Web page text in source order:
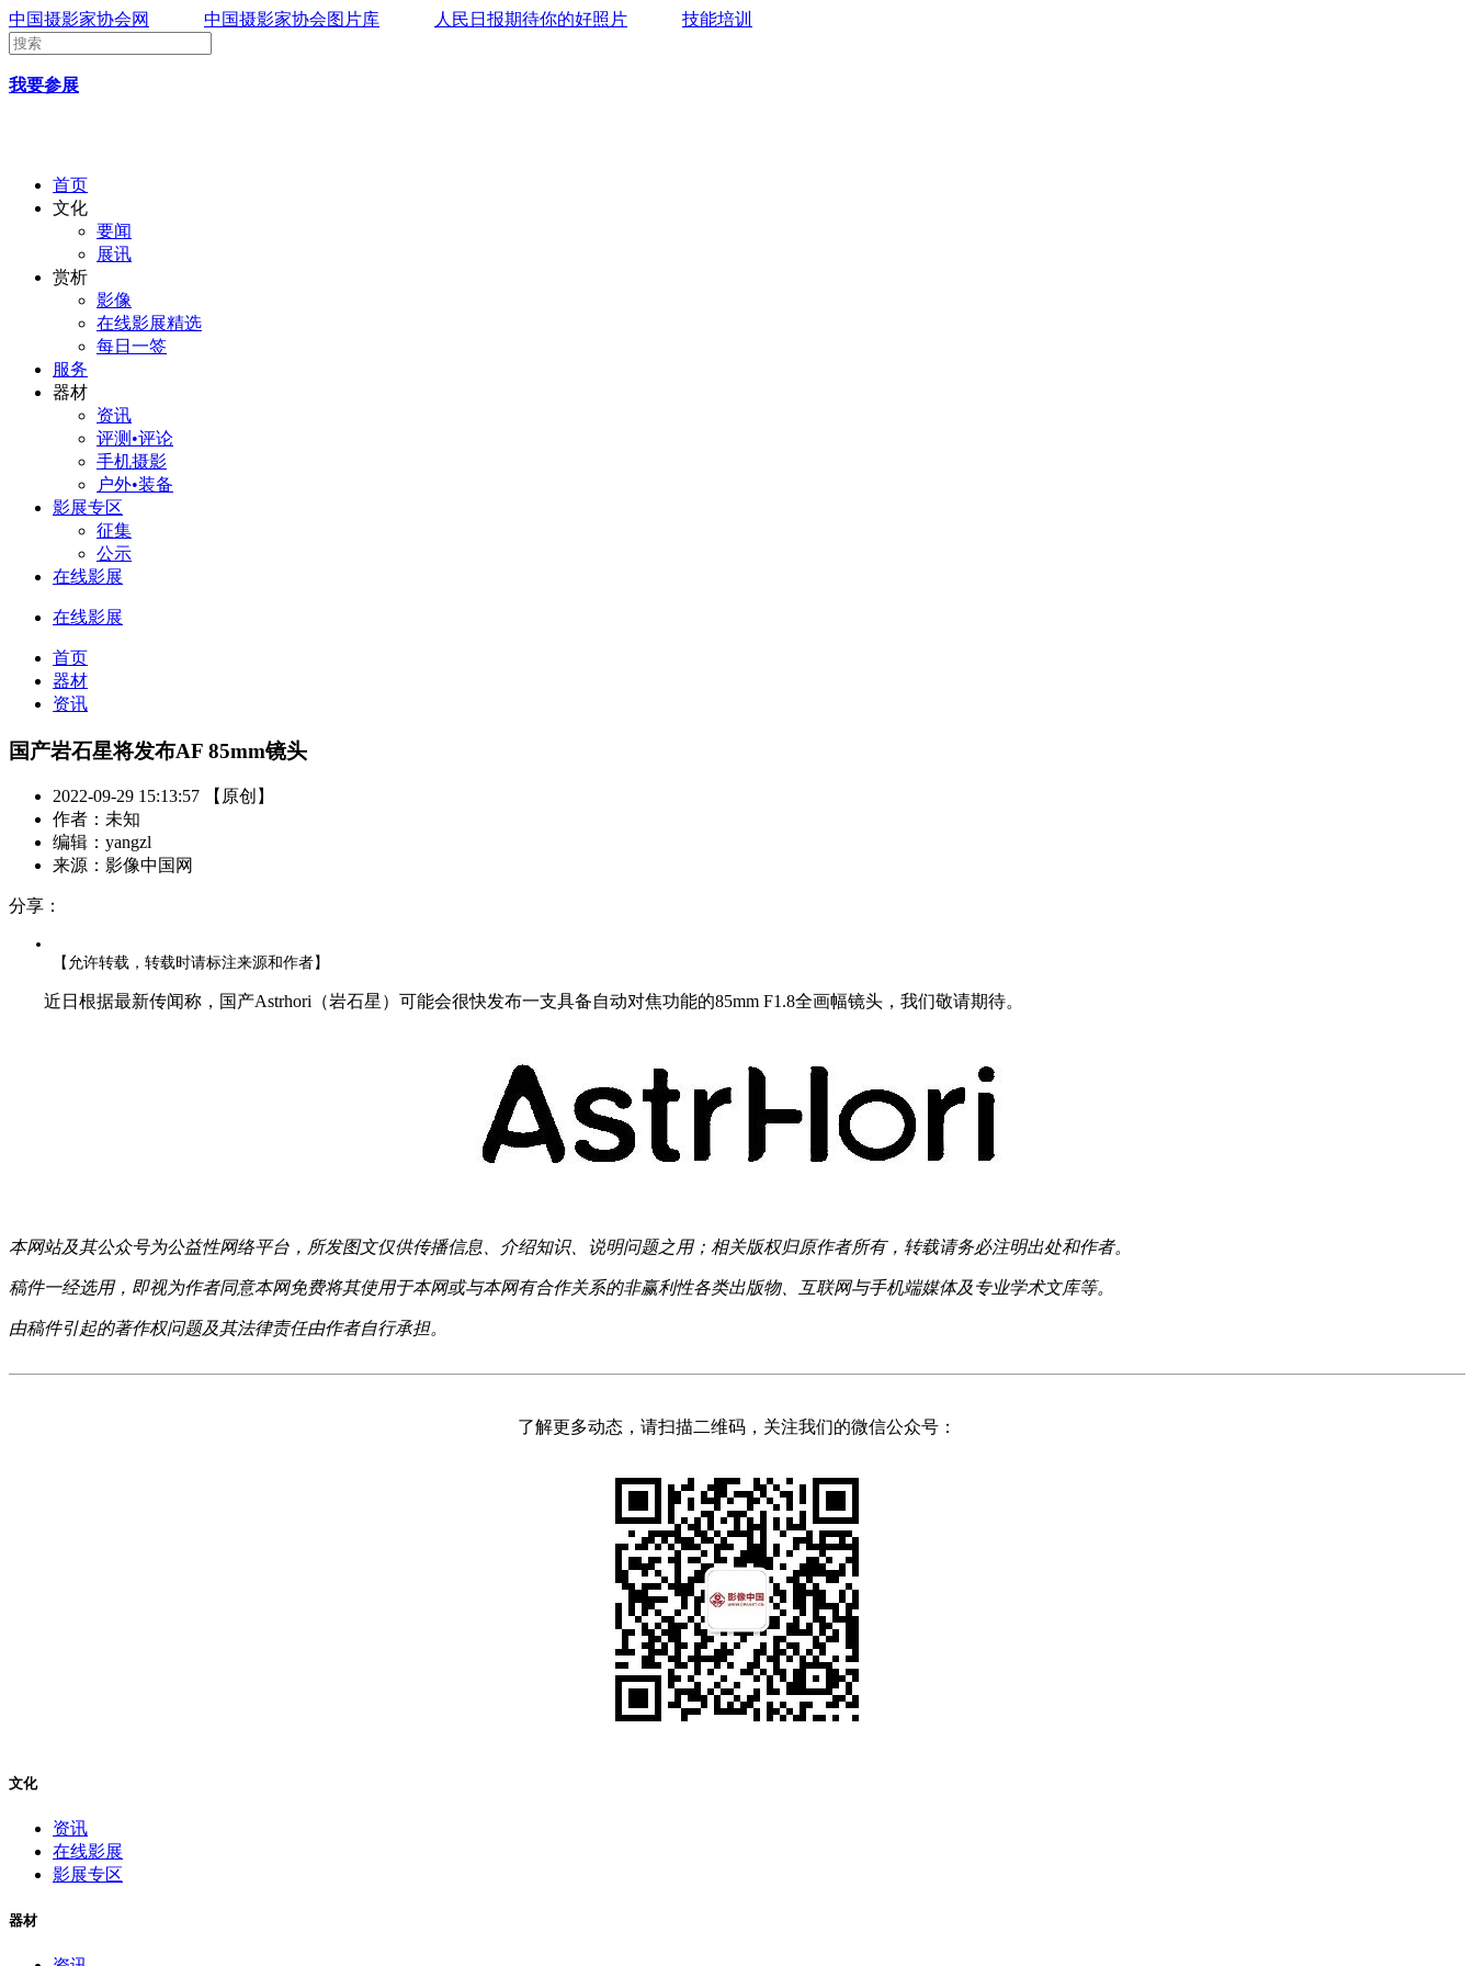
中国摄影家协会网 中国摄影家协会图片库 人民日报期待你的好照片 技能培训
我要参展
首页
文化
要闻
展讯
赏析
影像
在线影展精选
每日一签
服务
器材
资讯
评测•评论
手机摄影
户外•装备
影展专区
征集
公示
在线影展
在线影展
首页
器材
资讯
国产岩石星将发布AF 85mm镜头
2022-09-29 15:13:57 【原创】
作者：未知
编辑：yangzl
来源：影像中国网
分享：
【允许转载，转载时请标注来源和作者】
近日根据最新传闻称，国产Astrhori（岩石星）可能会很快发布一支具备自动对焦功能的85mm F1.8全画幅镜头，我们敬请期待。
本网站及其公众号为公益性网络平台，所发图文仅供传播信息、介绍知识、说明问题之用；相关版权归原作者所有，转载请务必注明出处和作者。
稿件一经选用，即视为作者同意本网免费将其使用于本网或与本网有合作关系的非赢利性各类出版物、互联网与手机端媒体及专业学术文库等。
由稿件引起的著作权问题及其法律责任由作者自行承担。
了解更多动态，请扫描二维码，关注我们的微信公众号：
文化
资讯
在线影展
影展专区
器材